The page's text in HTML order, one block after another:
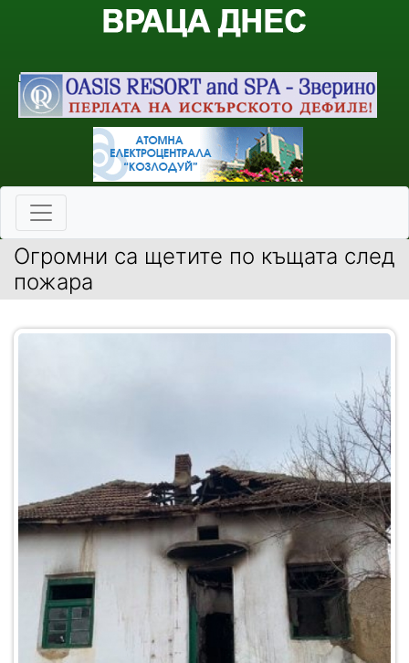
Огромни са щетите по къщата след
пожара